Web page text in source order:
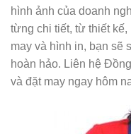
hình ảnh của doanh
từng chi tiết, từ thiết
may và hình in, bạn
hoàn hảo. Liên hệ
và đặt may ngay hôm